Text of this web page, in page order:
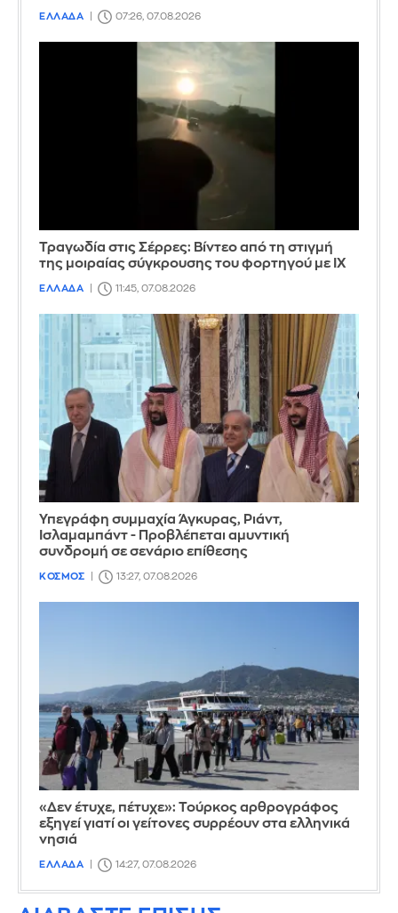
ΕΛΛΑΔΑ 07:26, 07.08.2026
Τραγωδία στις Σέρρες: Βίντεο από τη στιγμή
της μοιραίας σύγκρουσης του φορτηγού με ΙΧ
ΕΛΛΑΔΑ 11:45, 07.08.2026
Υπεγράφη συμμαχία Άγκυρας, Ριάντ,
Ισλαμαμπάντ - Προβλέπεται αμυντική
συνδρομή σε σενάριο επίθεσης
ΚΟΣΜΟΣ 13:27, 07.08.2026
«Δεν έτυχε, πέτυχε»: Τούρκος αρθρογράφος
εξηγεί γιατί οι γείτονες συρρέουν στα ελληνικά
νησιά
ΕΛΛΑΔΑ 14:27, 07.08.2026